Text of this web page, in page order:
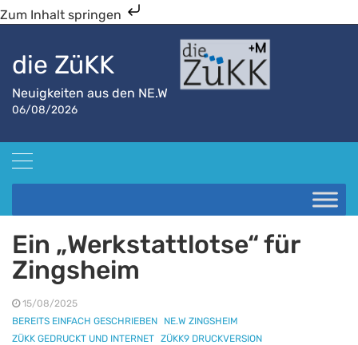
Zum Inhalt springen
die ZüKK
Neuigkeiten aus den NE.W
06/08/2026
Ein „Werkstattlotse“ für Zingsheim
Ein „Werkstattlotse“ für
Zingsheim
15/08/2025
BEREITS EINFACH GESCHRIEBEN
NE.W ZINGSHEIM
ZÜKK GEDRUCKT UND INTERNET ZÜKK9 DRUCKVERSION